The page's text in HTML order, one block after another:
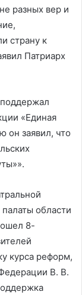
разных вер и
страну к
Патриарх
«Единая
он заявил, что
области
8-
курса реформ,
В. В.